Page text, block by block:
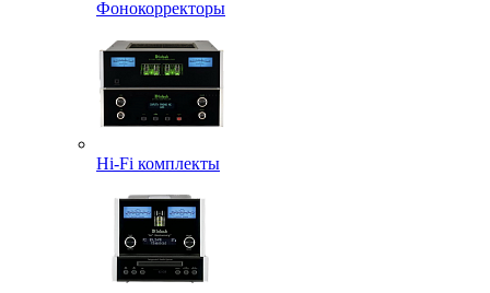
Фонокорректоры
Hi-Fi комплекты